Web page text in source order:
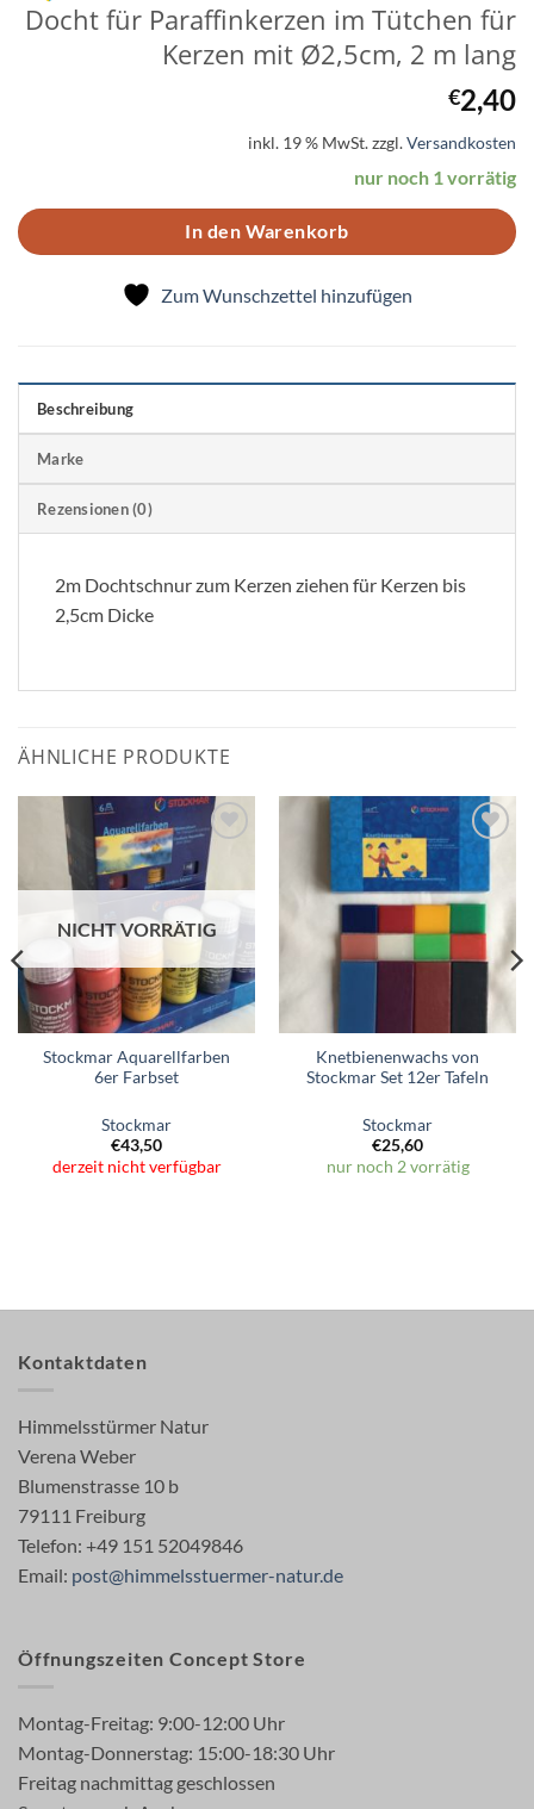
Docht für Paraffinkerzen im Tütchen für
Kerzen mit Ø2,5cm, 2 m lang
€2,40
inkl. 19 % MwSt.zzgl.Versandkosten
nur noch 1 vorrätig
In den Warenkorb
Zum Wunschzettel hinzufügen
Beschreibung
Marke
Rezensionen (0)
2m Dochtschnur zum Kerzen ziehen für Kerzen bis
2,5cm Dicke
ÄHNLICHE PRODUKTE
Zum
Wunschzettel
hinzufügen
NICHT VORRÄTIG
Stockmar Aquarellfarben
6er Farbset
Stockmar
€43,50
derzeit nicht verfügbar
Wunschzettel
hinzufügen
Knetbienenwachs von
Stockmar Set 12er Tafeln
Stockmar
€25,60
nur noch 2 vorrätig
Kontaktdaten
Himmelsstürmer Natur
Verena Weber
Blumenstrasse 10 b
79111 Freiburg
Telefon: +49 151 52049846
Email: post@himmelsstuermer-natur.de
Öffnungszeiten Concept Store
Montag-Freitag: 9:00-12:00 Uhr
Montag-Donnerstag: 15:00-18:30 Uhr
Freitag nachmittag geschlossen